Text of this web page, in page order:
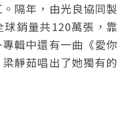
隔年，由光良協同製
銷量共120萬張，靠
輯中還有一曲《愛你
靜茹唱出了她獨有的